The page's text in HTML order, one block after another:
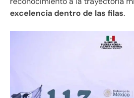
excelencia dentro de las filas.